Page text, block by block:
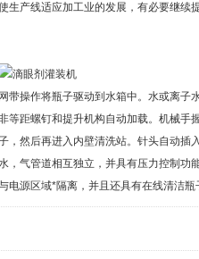
产线适应加工业的发展，有必要继续
操作将瓶子驱动到水箱中。水或离子
距螺钉和提升机构自动加载。机械手
然后再进入内壁清洗站。针头自动插
气管道相互独立，并具有压力控制功
源区域*隔离，并且还具有在线清洁瓶